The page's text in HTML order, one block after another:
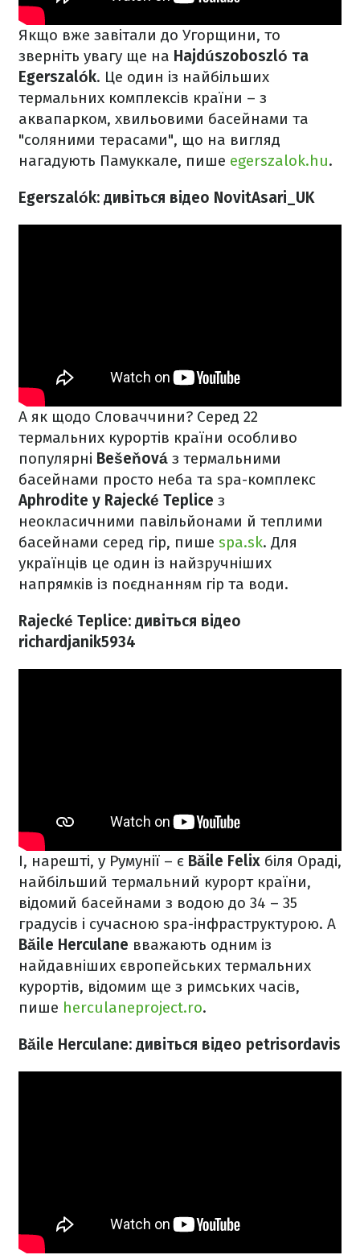
Якщо вже завітали до Угорщини, то
зверніть увагу ще на Hajdúszoboszló та
Egerszalók. Це один із найбільших
термальних комплексів країни – з
аквапарком, хвильовими басейнами та
"соляними терасами", що на вигляд
нагадують Памуккале, пише egerszalok.hu.
Egerszalók: дивіться відео NovitAsari_UK
А як щодо Словаччини? Серед 22
термальних курортів країни особливо
популярні Bešeňová з термальними
басейнами просто неба та spa-комплекс
Aphrodite у Rajecké Teplice з
неокласичними павільйонами й теплими
басейнами серед гір, пише spa.sk. Для
українців це один із найзручніших
напрямків із поєднанням гір та води.
Rajecké Teplice: дивіться відео
richardjanik5934
І, нарешті, у Румунії – є Băile Felix біля Ораді,
найбільший термальний курорт країни,
відомий басейнами з водою до 34 – 35
градусів і сучасною spa-інфраструктурою. А
Băile Herculane вважають одним із
найдавніших європейських термальних
курортів, відомим ще з римських часів,
пише herculaneproject.ro.
Băile Herculane: дивіться відео petrisordavis